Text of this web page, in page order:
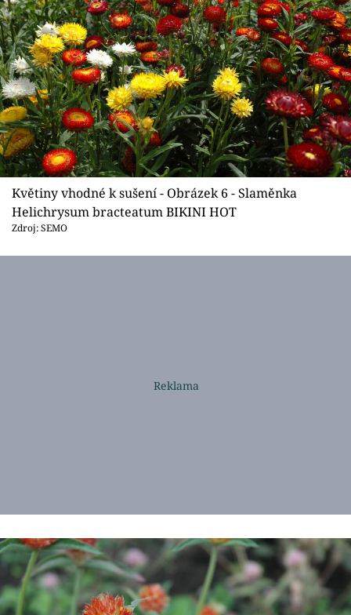
Květiny vhodné k sušení - Obrázek 6 - Slaměnka
Helichrysum bracteatum BIKINI HOT
Zdroj: SEMO